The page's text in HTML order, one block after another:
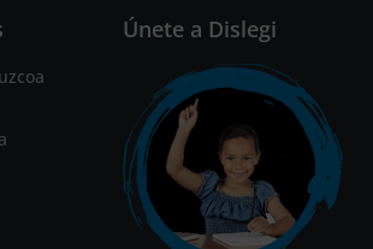
Únete a Dislegi